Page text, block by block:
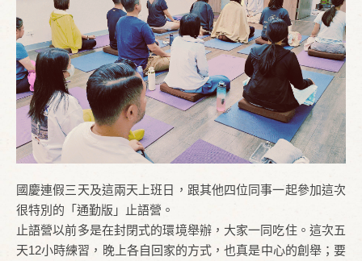
國慶連假三天及這兩天上班日，跟其他四位同事一起參加這次
很特別的「通勤版」止語營。
止語營以前多是在封閉式的環境舉辦，大家一同吃住。這次五
天12小時練習，晚上各自回家的方式，也真是中心的創舉；要